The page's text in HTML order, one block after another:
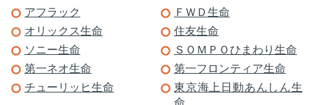
アフラック
ＦＷＤ生命
オリックス生命
住友生命
ソニー生命
ＳＯＭＰＯひまわり生命
第一ネオ生命
第一フロンティア生命
チューリッヒ生命
東京海上日動あんしん生
命